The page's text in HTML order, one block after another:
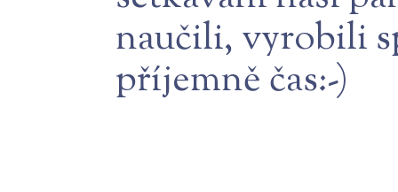
naučili, vyrobili
příjemně čas:-)